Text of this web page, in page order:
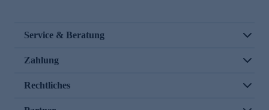
Service & Beratung
Zahlung
Rechtliches